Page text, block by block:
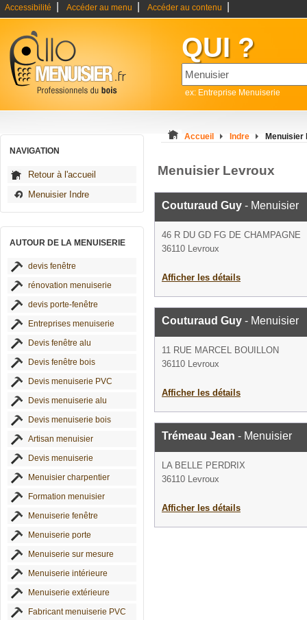
Accessibilité Accéder au menu Accéder au contenu
QUI ?
ex: Entreprise Menuiserie
NAVIGATION
Retour à l'accueil
Menuisier Indre
AUTOUR DE LA MENUISERIE
devis fenêtre
rénovation menuiserie
devis porte-fenêtre
Entreprises menuiserie
Devis fenêtre alu
Devis fenêtre bois
Devis menuiserie PVC
Devis menuiserie alu
Devis menuiserie bois
Artisan menuisier
Devis menuiserie
Menuisier charpentier
Formation menuisier
Menuiserie fenêtre
Menuiserie porte
Menuiserie sur mesure
Menuiserie intérieure
Menuiserie extérieure
Fabricant menuiserie PVC
Accueil Indre Menuisier
Menuisier Levroux
Couturaud Guy - Menuisier
46 R DU GD FG DE CHAMPAGNE
36110 Levroux
Afficher les détails
Couturaud Guy - Menuisier
11 RUE MARCEL BOUILLON
36110 Levroux
Afficher les détails
Trémeau Jean - Menuisier
LA BELLE PERDRIX
36110 Levroux
Afficher les détails